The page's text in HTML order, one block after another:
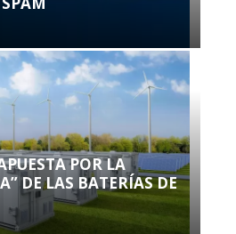
POR LA
DE LAS BATERÍAS DE